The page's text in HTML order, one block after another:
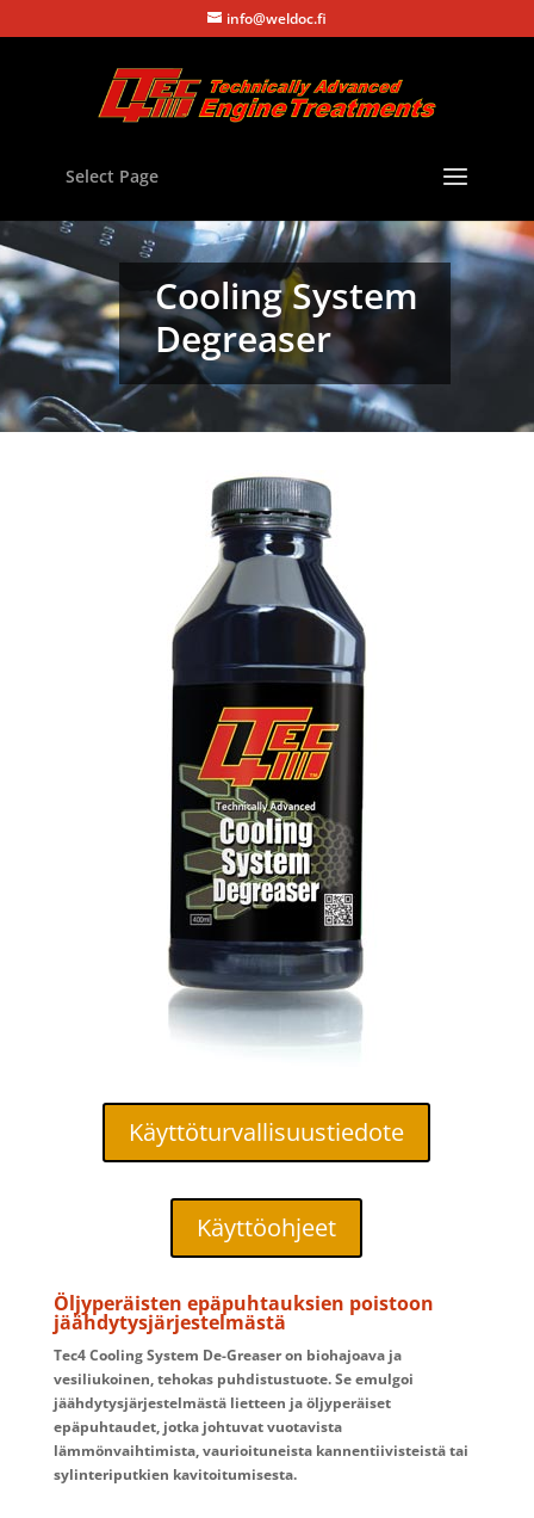
info@weldoc.fi
Select Page
Cooling System
Degreaser
Käyttöturvallisuustiedote
Käyttöohjeet
Öljyperäisten epäpuhtauksien poistoon
jäähdytysjärjestelmästä
Tec4 Cooling System De-Greaser on biohajoava ja
vesiliukoinen, tehokas puhdistustuote. Se emulgoi
jäähdytysjärjestelmästä lietteen ja öljyperäiset
epäpuhtaudet, jotka johtuvat vuotavista
lämmönvaihtimista, vaurioituneista kannentiivisteistä tai
sylinteriputkien kavitoitumisesta.